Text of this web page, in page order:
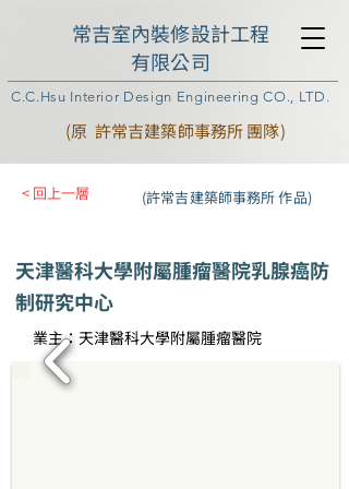
常吉室內裝修設計工程
有限公司
C.C.Hsu Interior Design Engineering CO., LTD.
(原 許常吉建築師事務所 團隊)
< 回上一層 (許常吉建築師事務所 作品)
天津醫科大學附屬腫瘤醫院乳腺癌防
制研究中心
業主：天津醫科大學附屬腫瘤醫院